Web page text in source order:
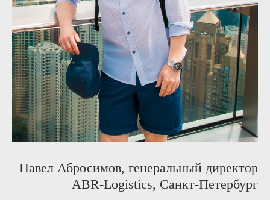
Павел Абросимов, генеральный директор
ABR-Logistics, Санкт-Петербург